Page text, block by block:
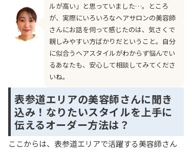
ルが高い」と思っていました…。ところ
が、実際にいろいろなヘアサロンの美容師
さんにお話を伺って感じたのは、気さくで
親しみやすい方ばかりだということ。自分
に似合うヘアスタイルがわからず悩んでい
るあなたも、安心して相談してみてくださ
いね。
表参道エリアの美容師さんに聞き
込み！なりたいスタイルを上手に
伝えるオーダー方法は？
ここからは、表参道エリアで活躍する美容師さん